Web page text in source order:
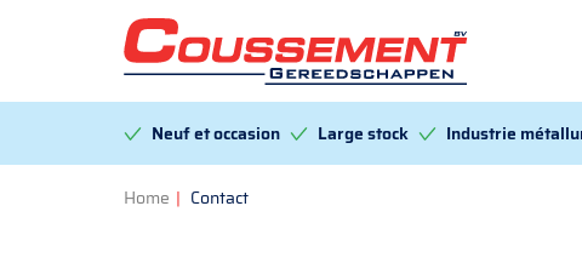
Neuf et occasion Large stock Industrie
Home | Contact